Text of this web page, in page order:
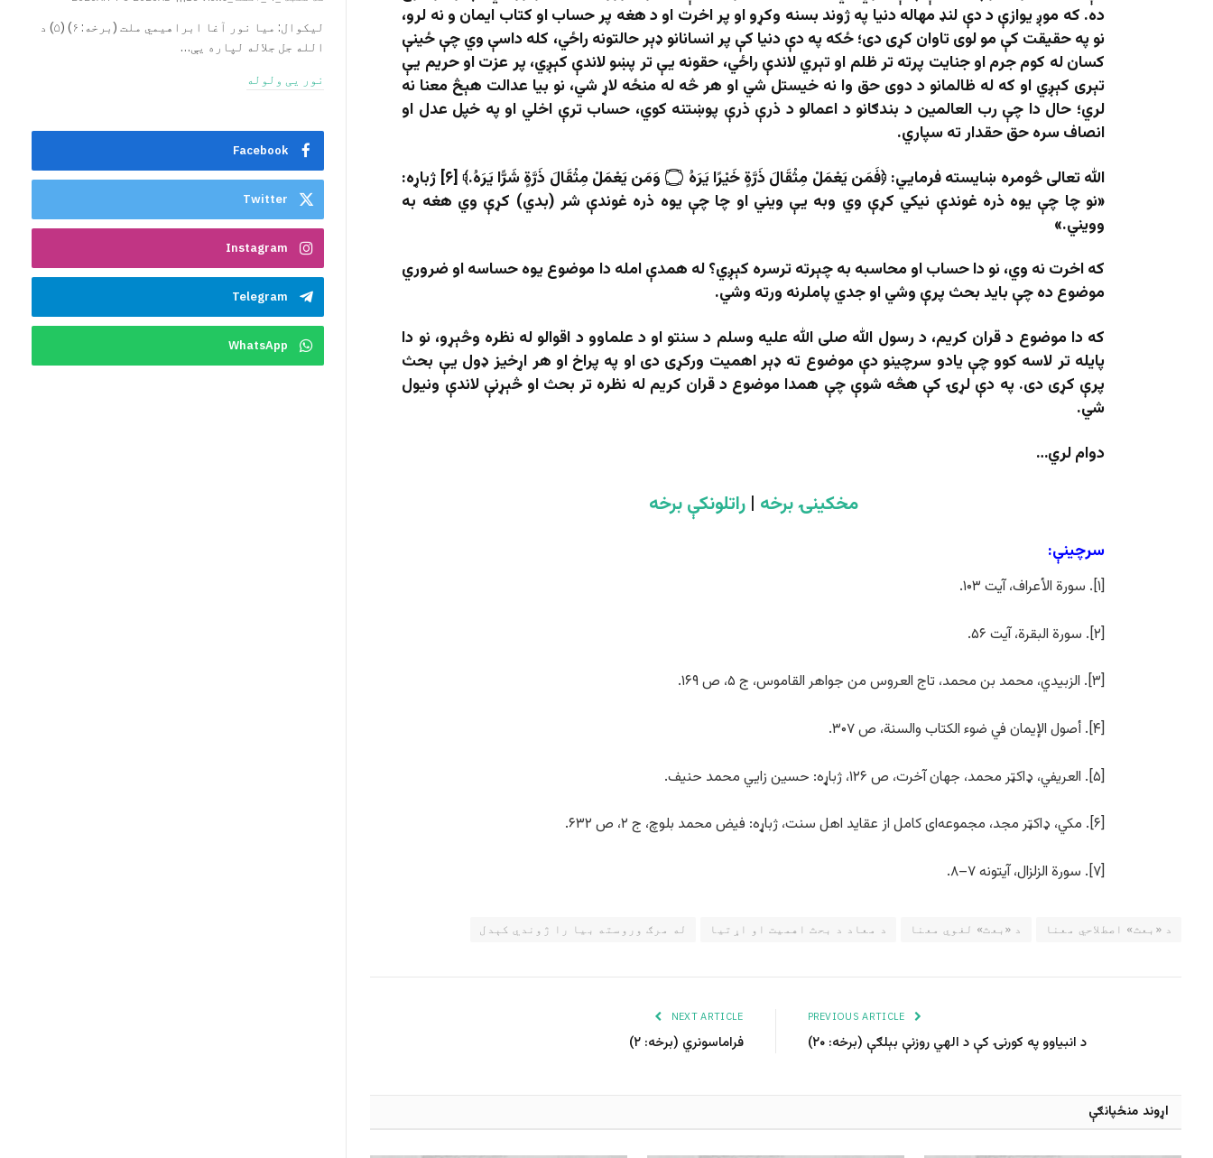
ده. که موږ یوازې د دې لنډ مهاله دنیا په ژوند بسنه وکړو او پر اخرت او د هغه پر حساب او کتاب ایمان و نه لرو،
نو په حقیقت کې مو لوی تاوان کړی دی؛ ځکه په دې دنیا کې پر انسانانو ډېر حالتونه راځي، کله داسې وي چې ځینې
کسان له کوم جرم او جنایت پرته تر ظلم او تېري لاندې راځي، حقونه یې تر پښو لاندې کېږي، پر عزت او حریم یې
تېری کېږي او که له ظالمانو د دوی حق وا نه خیستل شي او هر څه له منځه لاړ شي، نو بیا عدالت هېڅ معنا نه
لري؛ حال دا چې رب‌ العالمین د بندګانو د اعمالو د ذرې ذرې پوښتنه کوي، حساب ترې اخلي او په خپل عدل او
انصاف سره حق حقدار ته سپاري.
الله تعالی څومره ښایسته فرمایي: ﴿فَمَن يَعْمَلْ مِثْقَالَ ذَرَّةٍ خَيْرًا يَرَهُ ۝ وَمَن يَعْمَلْ مِثْقَالَ ذَرَّةٍ شَرًّا يَرَهُ.﴾ [۶] ژباړه:
«نو چا چې یوه ذره غوندې نيکي کړې وي وبه يې ويني او چا چې يوه ذره غوندې شر (بدي) کړې وي هغه به
وويني.»
که اخرت نه وي، نو دا حساب او محاسبه به چېرته ترسره کېږي؟ له همدې امله دا موضوع یوه حساسه او ضروري
موضوع ده چې باید بحث پرې وشي او جدي پاملرنه ورته وشي.
که دا موضوع د قران کریم، د رسول الله صلی‌ الله ‌علیه ‌وسلم د سنتو او د علماوو د اقوالو له نظره وڅېړو، نو دا
پایله تر لاسه کوو چې یادو سرچینو دې موضوع ته ډېر اهمیت ورکړی دی او په پراخ او هر اړخیز ډول یې بحث
پرې کړی دی. په دې لړۍ کې هڅه شوې چې همدا موضوع د قران کریم له نظره تر بحث او څېړنې لاندې ونیول
شي.
دوام لري…
مخکینۍ برخه |راتلونکې برخه
سرچینې:
[۱]. سورة الأعراف، آیت ۱۰۳.
[۲]. سورة البقرة، آیت ۵۶.
[۳]. الزبيدي، محمد بن محمد، تاج العروس من جواهر القاموس، ج ۵، ص ۱۶۹.
[۴]. أصول الإيمان في ضوء الكتاب والسنة، ص ۳۰۷.
[۵]. العریفي، ډاکټر محمد، جهان آخرت، ص ۱۲۶، ژباړه: حسین زایي محمد حنیف.
[۶]. مکي، ډاکټر مجد، مجموعه‌ای کامل از عقاید اهل سنت، ژباړه: فیض محمد بلوچ، ج ۲، ص ۶۳۲.
[۷]. سورة الزلزال، آیتونه ۷–۸.
د «بعث» اصطلاحي معنا د «بعث» لغوي معنا د معاد د بحث اهمیت او اړتیا له مرګ وروسته بیا را ژوندي کېدل
د انبیاوو په کورنۍ کې د الهي روزنې بېلګې (برخه: ۲۰)
NEXT ARTICLE
فراماسونري (برخه: ۲)
اړوند منځپانګې
ليکوال: میا نور آغا ابراهيمي ملت (برخه: ۶) (۵) د
الله جل جلاله لپاره یې…
نور یی ولوله
Facebook
Twitter
Instagram
Telegram
WhatsApp